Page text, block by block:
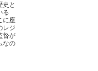
史と
る
に座
レジ
督が
なの